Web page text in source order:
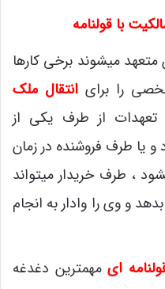
با قولنامه
متعهد میشوند برخی کارها
را برای انتقال ملک
تعهدات از طرف یکی از
و یا طرف فروشنده در زمان
، طرف خریدار میتواند
و وی را وادار به انجام
ایمهمترین دغدغه